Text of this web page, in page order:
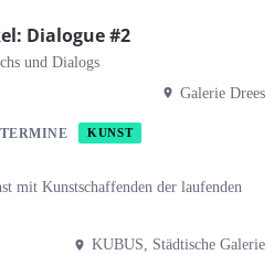
Dialogue #2
und Dialogs
Galerie Drees
TERMINE KUNST
mit Kunstschaffenden der laufenden
KUBUS, Städtische Galerie